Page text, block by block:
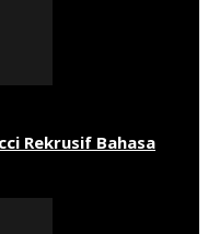
Rekrusif Bahasa